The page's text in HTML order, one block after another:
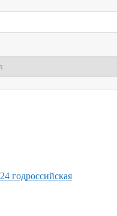
годроссийская